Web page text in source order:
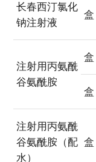
长春西汀氯化
钠注射液
盒
注射用丙氨酰
谷氨酰胺
盒
盒
注射用丙氨酰
谷氨酰胺（配
水）
盒